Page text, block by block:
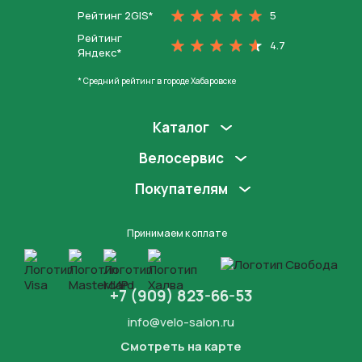
Рейтинг 2GIS*
5
Рейтинг
Яндекс*
4.7
* Средний рейтинг в городе Хабаровске
Каталог
Велосервис
Покупателям
Принимаем к оплате
+7 (909) 823-66-53
info@velo-salon.ru
Смотреть на карте